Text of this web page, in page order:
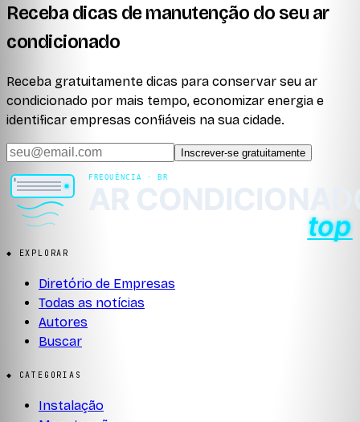
Receba dicas de manutenção do seu ar
condicionado
Receba gratuitamente dicas para conservar seu ar
condicionado por mais tempo, economizar energia e
identificar empresas confiáveis na sua cidade.
Inscrever-se gratuitamente
◆ EXPLORAR
Diretório de Empresas
Todas as notícias
Autores
Buscar
◆ CATEGORIAS
Instalação